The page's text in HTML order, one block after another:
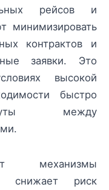
рейсов и
минимизировать
контрактов и
заявки. Это
высокой
быстро
между
механизмы
снижает риск